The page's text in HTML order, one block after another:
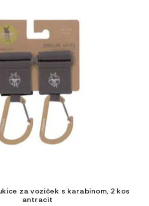
za voziček s karabinom, 2 kos
antracit